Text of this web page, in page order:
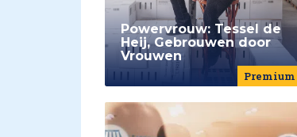
Premium
Powervrouw: Tessel de
Heij, Gebrouwen door
Vrouwen